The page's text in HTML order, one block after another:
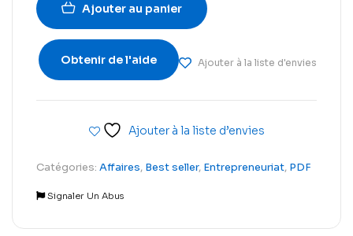
Ajouter au panier
Obtenir de l'aide Ajouter à la liste d'envies
Ajouter à la liste d’envies
Catégories: Affaires, Best seller, Entrepreneuriat, PDF
Signaler Un Abus